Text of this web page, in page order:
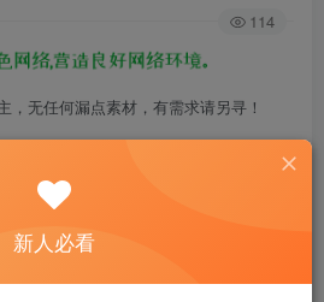
114
，无任何漏点素材，有需求请另寻！
请更换浏览器重试，这是百度网盘版本问
压，请查看
解禁...等问题请《提交工单》
新人必看